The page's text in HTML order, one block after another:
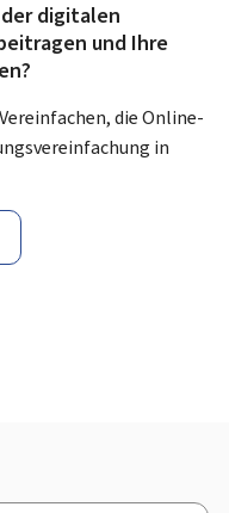
digitalen
und Ihre
die Online-
in